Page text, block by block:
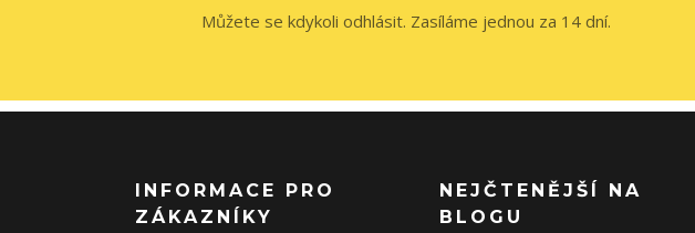
Můžete se kdykoli odhlásit. Zasíláme jednou za 14 dní.
INFORMACE PRO
ZÁKAZNÍKY
NEJČTENĚJŠÍ NA
BLOGU